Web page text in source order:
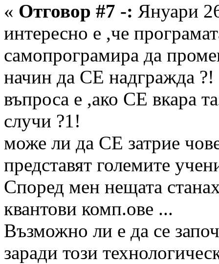
« Отговор #7 -: Януари
интересно е ,че
самопрограмира да
начин да СЕ надгражда ?!
въпроса е ,ако СЕ вкара
случи ?1!
може ли да СЕ затрие
представят големите
Според мен нещата
квантови комп.ове ...
Възможно ли е да се
заради този